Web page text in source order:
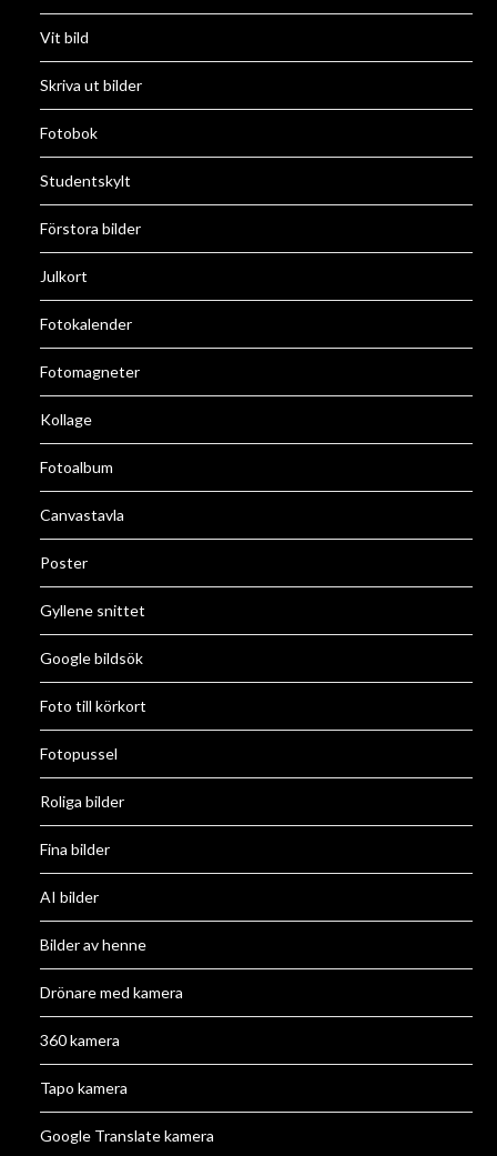
Vit bild
Skriva ut bilder
Fotobok
Studentskylt
Förstora bilder
Julkort
Fotokalender
Fotomagneter
Kollage
Fotoalbum
Canvastavla
Poster
Gyllene snittet
Google bildsök
Foto till körkort
Fotopussel
Roliga bilder
Fina bilder
AI bilder
Bilder av henne
Drönare med kamera
360 kamera
Tapo kamera
Google Translate kamera